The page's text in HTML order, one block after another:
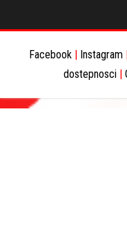
Facebook | Instagram
dostepnosci |